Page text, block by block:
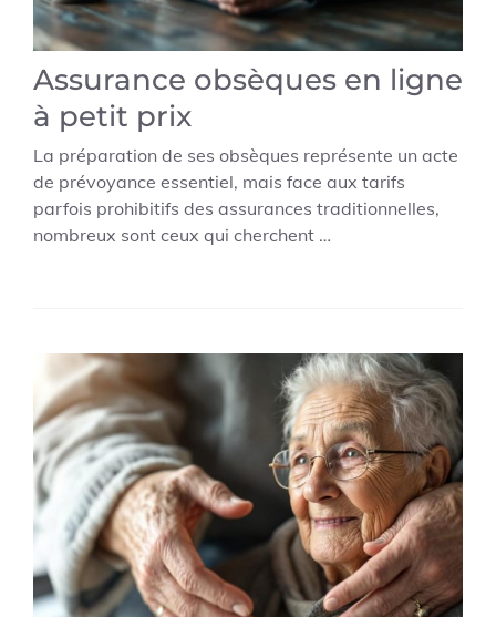
Assurance obsèques en ligne
à petit prix
La préparation de ses obsèques représente un acte
de prévoyance essentiel, mais face aux tarifs
parfois prohibitifs des assurances traditionnelles,
nombreux sont ceux qui cherchent …